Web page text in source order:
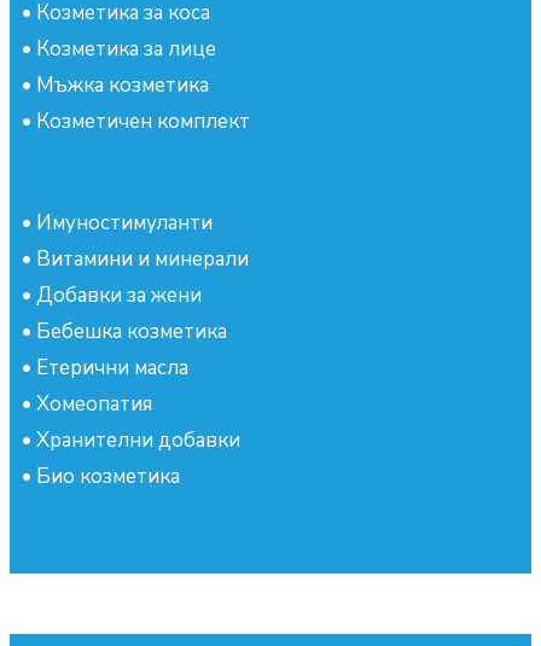
• Козметика за коса
• Козметика за лице
• Мъжка козметика
• Козметичен комплект
• Имуностимуланти
• Витамини и минерали
• Добавки за жени
• Бебешка козметика
• Етерични масла
• Хомеопатия
• Хранителни добавки
• Био козметика